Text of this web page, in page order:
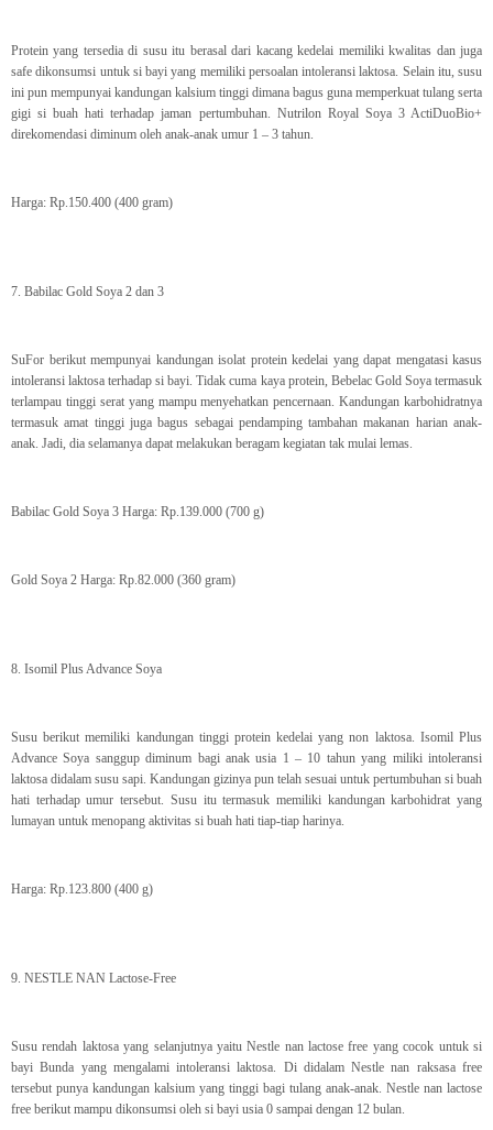
Protein yang tersedia di susu itu berasal dari kacang kedelai memiliki kwalitas dan juga
safe dikonsumsi untuk si bayi yang memiliki persoalan intoleransi laktosa. Selain itu, susu
ini pun mempunyai kandungan kalsium tinggi dimana bagus guna memperkuat tulang serta
gigi si buah hati terhadap jaman pertumbuhan. Nutrilon Royal Soya 3 ActiDuoBio+
direkomendasi diminum oleh anak-anak umur 1 – 3 tahun.
Harga: Rp.150.400 (400 gram)
7. Babilac Gold Soya 2 dan 3
SuFor berikut mempunyai kandungan isolat protein kedelai yang dapat mengatasi kasus
intoleransi laktosa terhadap si bayi. Tidak cuma kaya protein, Bebelac Gold Soya termasuk
terlampau tinggi serat yang mampu menyehatkan pencernaan. Kandungan karbohidratnya
termasuk amat tinggi juga bagus sebagai pendamping tambahan makanan harian anak-
anak. Jadi, dia selamanya dapat melakukan beragam kegiatan tak mulai lemas.
Babilac Gold Soya 3 Harga: Rp.139.000 (700 g)
Gold Soya 2 Harga: Rp.82.000 (360 gram)
8. Isomil Plus Advance Soya
Susu berikut memiliki kandungan tinggi protein kedelai yang non laktosa. Isomil Plus
Advance Soya sanggup diminum bagi anak usia 1 – 10 tahun yang miliki intoleransi
laktosa didalam susu sapi. Kandungan gizinya pun telah sesuai untuk pertumbuhan si buah
hati terhadap umur tersebut. Susu itu termasuk memiliki kandungan karbohidrat yang
lumayan untuk menopang aktivitas si buah hati tiap-tiap harinya.
Harga: Rp.123.800 (400 g)
9. NESTLE NAN Lactose-Free
Susu rendah laktosa yang selanjutnya yaitu Nestle nan lactose free yang cocok untuk si
bayi Bunda yang mengalami intoleransi laktosa. Di didalam Nestle nan raksasa free
tersebut punya kandungan kalsium yang tinggi bagi tulang anak-anak. Nestle nan lactose
free berikut mampu dikonsumsi oleh si bayi usia 0 sampai dengan 12 bulan.